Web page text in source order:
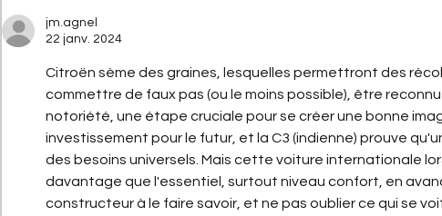
jm.agnel
22 janv. 2024
Citroën sème des graines, lesquelles permettront des
commettre de faux pas (ou le moins possible), être
notoriété, une étape cruciale pour se créer une bonne
investissement pour le futur, et la C3 (indienne) prouve
des besoins universels. Mais cette voiture internationale
davantage que l'essentiel, surtout niveau confort, en
constructeur à le faire savoir, et ne pas oublier ce qui se